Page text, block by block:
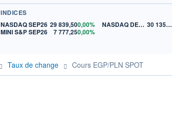
INDICES
NASDAQ SEP26 29 839,500,00%
MINI S&P SEP26
7 777,250,00%
NASDAQ DEC26 30 135,00
Taux de change Cours EGP/PLN SPOT